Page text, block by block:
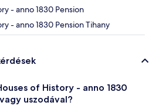
- anno 1830 Pension
- anno 1830 Pension Tihany
of History - anno 1830
uszodával?